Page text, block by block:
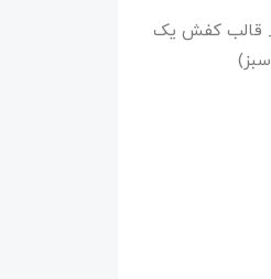
۴۶_ تولید شرکت تگام_ قالب کفش یک